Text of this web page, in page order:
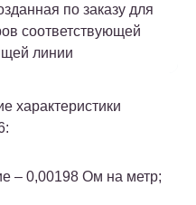
по заказу для
соответствующей
линии
характеристики
– 0,00198 Ом на метр;